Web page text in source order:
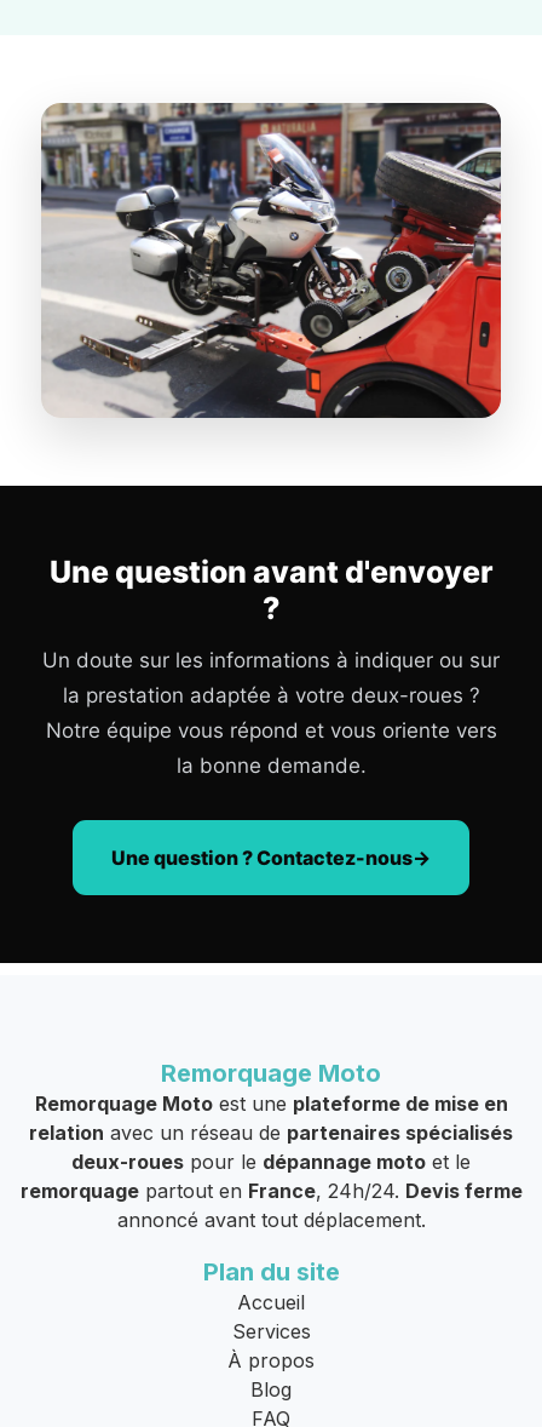
Une question avant d'envoyer
?
Un doute sur les informations à indiquer ou sur
la prestation adaptée à votre deux-roues ?
Notre équipe vous répond et vous oriente vers
la bonne demande.
Une question ? Contactez-nous
Remorquage Moto
Remorquage Motoest une plateforme de mise en
relation avec un réseau de partenaires spécialisés
deux-roues pour le dépannage moto et le
remorquagepartout en France, 24h/24. Devis ferme
annoncé avant tout déplacement.
Plan du site
Accueil
Services
À propos
Blog
FAQ